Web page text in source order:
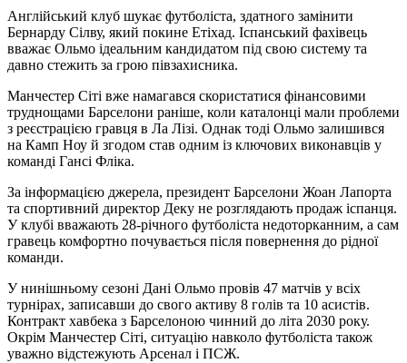
Англійський клуб шукає футболіста, здатного замінити
Бернарду Сілву, який покине Етіхад. Іспанський фахівець
вважає Ольмо ідеальним кандидатом під свою систему та
давно стежить за грою півзахисника.
Манчестер Сіті вже намагався скористатися фінансовими
труднощами Барселони раніше, коли каталонці мали проблеми
з реєстрацією гравця в Ла Лізі. Однак тоді Ольмо залишився
на Камп Ноу й згодом став одним із ключових виконавців у
команді Гансі Фліка.
За інформацією джерела, президент Барселони Жоан Лапорта
та спортивний директор Деку не розглядають продаж іспанця.
У клубі вважають 28-річного футболіста недоторканним, а сам
гравець комфортно почувається після повернення до рідної
команди.
У нинішньому сезоні Дані Ольмо провів 47 матчів у всіх
турнірах, записавши до свого активу 8 голів та 10 асистів.
Контракт хавбека з Барселоною чинний до літа 2030 року.
Окрім Манчестер Сіті, ситуацію навколо футболіста також
уважно відстежують Арсенал і ПСЖ.